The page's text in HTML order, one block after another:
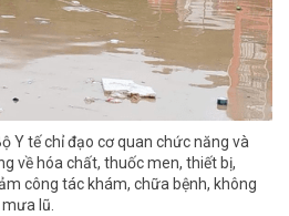
Y tế chỉ đạo cơ quan chức năng và
về hóa chất, thuốc men, thiết bị,
công tác khám, chữa bệnh, không
lũ.